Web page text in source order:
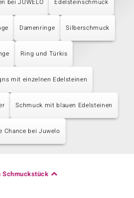
bei JUWELO Edelsteinschmuck
Damenringe Silberschmuck
Ring und Türkis
mit einzelnen Edelsteinen
Schmuck mit blauen Edelsteinen
Chance bei Juwelo
Schmuckstück